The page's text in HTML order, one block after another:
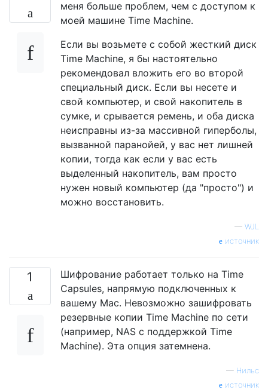
меня больше проблем, чем с доступом к
моей машине Time Machine.
Если вы возьмете с собой жесткий диск
Time Machine, я бы настоятельно
рекомендовал вложить его во второй
специальный диск. Если вы несете и
свой компьютер, и свой накопитель в
сумке, и срывается ремень, и оба диска
неисправны из-за массивной гиперболы,
вызванной паранойей, у вас нет лишней
копии, тогда как если у вас есть
выделенный накопитель, вам просто
нужен новый компьютер (да "просто") и
можно восстановить.
— WJL
источник
1
Шифрование работает только на Time
Capsules, напрямую подключенных к
вашему Mac. Невозможно зашифровать
резервные копии Time Machine по сети
(например, NAS с поддержкой Time
Machine). Эта опция затемнена.
— Нильс
источник